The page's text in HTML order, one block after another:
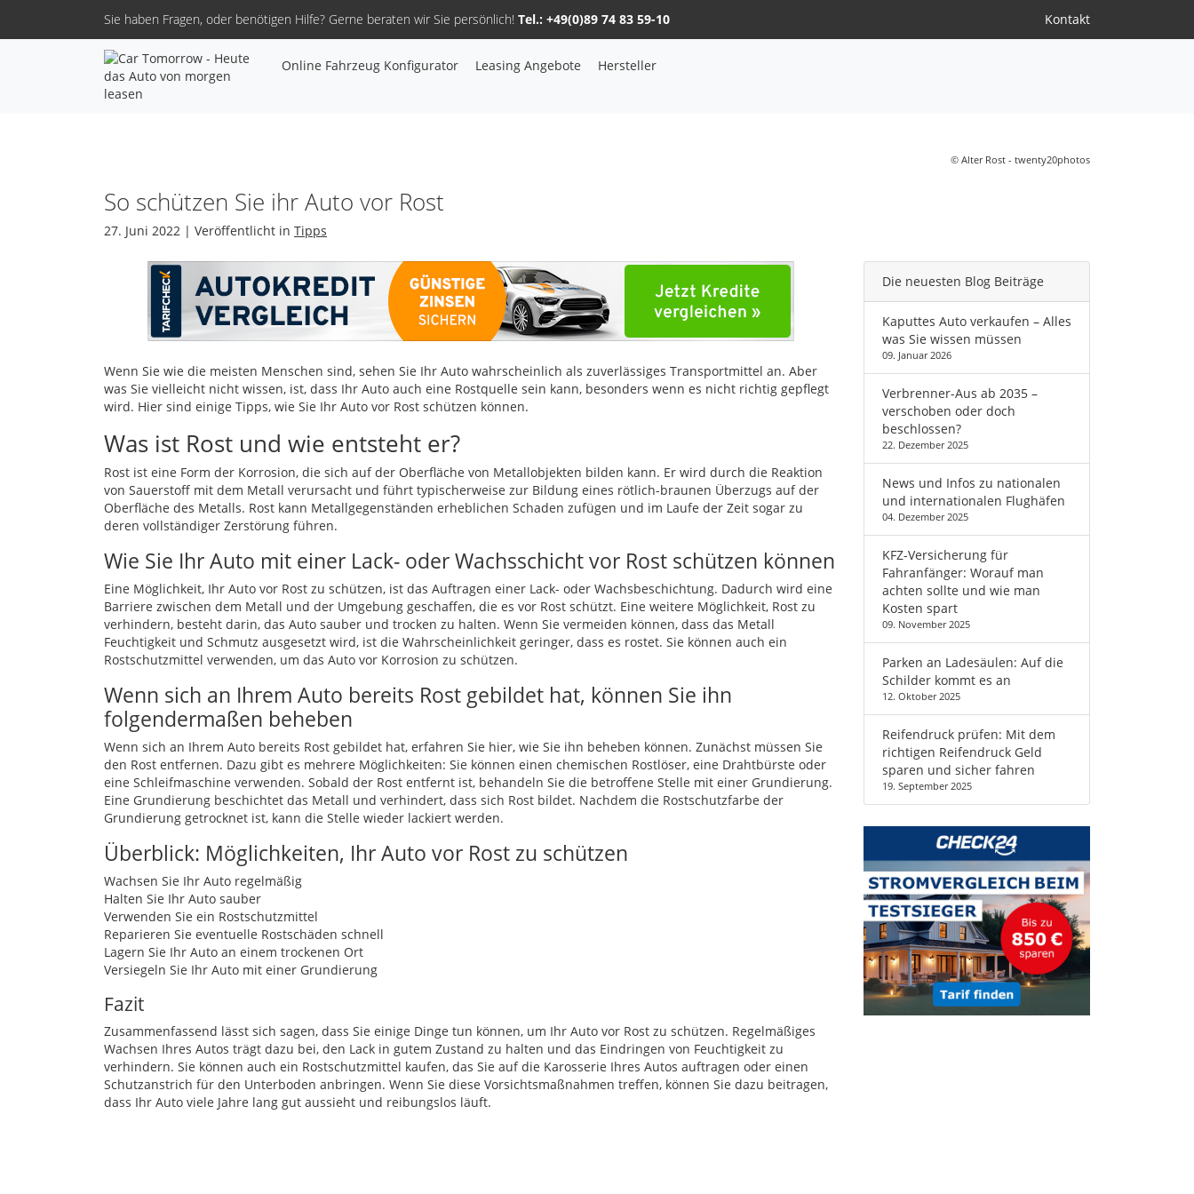
Sie haben Fragen, oder benötigen Hilfe? Gerne beraten wir Sie persönlich! Tel.: +49(0)89 74 83 59-10 Kontakt
Online Fahrzeug Konfigurator Leasing Angebote Hersteller
© Alter Rost - twenty20photos
So schützen Sie ihr Auto vor Rost
27. Juni 2022 | Veröffentlicht in Tipps
Wenn Sie wie die meisten Menschen sind, sehen Sie Ihr Auto wahrscheinlich als zuverlässiges Transportmittel an. Aber
was Sie vielleicht nicht wissen, ist, dass Ihr Auto auch eine Rostquelle sein kann, besonders wenn es nicht richtig gepflegt
wird. Hier sind einige Tipps, wie Sie Ihr Auto vor Rost schützen können.
Was ist Rost und wie entsteht er?
Rost ist eine Form der Korrosion, die sich auf der Oberfläche von Metallobjekten bilden kann. Er wird durch die Reaktion
von Sauerstoff mit dem Metall verursacht und führt typischerweise zur Bildung eines rötlich-braunen Überzugs auf der
Oberfläche des Metalls. Rost kann Metallgegenständen erheblichen Schaden zufügen und im Laufe der Zeit sogar zu
deren vollständiger Zerstörung führen.
Wie Sie Ihr Auto mit einer Lack- oder Wachsschicht vor Rost schützen können
Eine Möglichkeit, Ihr Auto vor Rost zu schützen, ist das Auftragen einer Lack- oder Wachsbeschichtung. Dadurch wird eine
Barriere zwischen dem Metall und der Umgebung geschaffen, die es vor Rost schützt. Eine weitere Möglichkeit, Rost zu
verhindern, besteht darin, das Auto sauber und trocken zu halten. Wenn Sie vermeiden können, dass das Metall
Feuchtigkeit und Schmutz ausgesetzt wird, ist die Wahrscheinlichkeit geringer, dass es rostet. Sie können auch ein
Rostschutzmittel verwenden, um das Auto vor Korrosion zu schützen.
Wenn sich an Ihrem Auto bereits Rost gebildet hat, können Sie ihn
folgendermaßen beheben
Wenn sich an Ihrem Auto bereits Rost gebildet hat, erfahren Sie hier, wie Sie ihn beheben können. Zunächst müssen Sie
den Rost entfernen. Dazu gibt es mehrere Möglichkeiten: Sie können einen chemischen Rostlöser, eine Drahtbürste oder
eine Schleifmaschine verwenden. Sobald der Rost entfernt ist, behandeln Sie die betroffene Stelle mit einer Grundierung.
Eine Grundierung beschichtet das Metall und verhindert, dass sich Rost bildet. Nachdem die Rostschutzfarbe der
Grundierung getrocknet ist, kann die Stelle wieder lackiert werden.
Überblick: Möglichkeiten, Ihr Auto vor Rost zu schützen
Wachsen Sie Ihr Auto regelmäßig
Halten Sie Ihr Auto sauber
Verwenden Sie ein Rostschutzmittel
Reparieren Sie eventuelle Rostschäden schnell
Lagern Sie Ihr Auto an einem trockenen Ort
Versiegeln Sie Ihr Auto mit einer Grundierung
Fazit
Zusammenfassend lässt sich sagen, dass Sie einige Dinge tun können, um Ihr Auto vor Rost zu schützen. Regelmäßiges
Wachsen Ihres Autos trägt dazu bei, den Lack in gutem Zustand zu halten und das Eindringen von Feuchtigkeit zu
verhindern. Sie können auch ein Rostschutzmittel kaufen, das Sie auf die Karosserie Ihres Autos auftragen oder einen
Schutzanstrich für den Unterboden anbringen. Wenn Sie diese Vorsichtsmaßnahmen treffen, können Sie dazu beitragen,
dass Ihr Auto viele Jahre lang gut aussieht und reibungslos läuft.
Die neuesten Blog Beiträge
Kaputtes Auto verkaufen – Alles
was Sie wissen müssen
09. Januar 2026
Verbrenner-Aus ab 2035 –
verschoben oder doch
beschlossen?
22. Dezember 2025
News und Infos zu nationalen
und internationalen Flughäfen
04. Dezember 2025
KFZ-Versicherung für
Fahranfänger: Worauf man
achten sollte und wie man
Kosten spart
09. November 2025
Parken an Ladesäulen: Auf die
Schilder kommt es an
12. Oktober 2025
Reifendruck prüfen: Mit dem
richtigen Reifendruck Geld
sparen und sicher fahren
19. September 2025
Sie haben Fragen, oder benötigen Hilfe?
Alle Hersteller
Kontakt